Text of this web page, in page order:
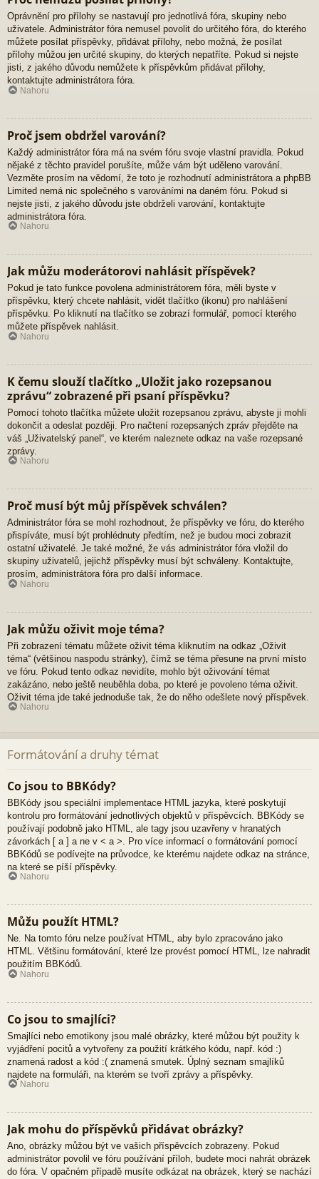
Oprávnění pro přílohy se nastavují pro jednotlivá fóra, skupiny nebo
uživatele. Administrátor fóra nemusel povolit do určitého fóra, do kterého
můžete posílat příspěvky, přidávat přílohy, nebo možná, že posílat
přílohy můžou jen určité skupiny, do kterých nepatříte. Pokud si nejste
jisti, z jakého důvodu nemůžete k příspěvkům přidávat přílohy,
kontaktujte administrátora fóra.
Nahoru
Proč jsem obdržel varování?
Každý administrátor fóra má na svém fóru svoje vlastní pravidla. Pokud
nějaké z těchto pravidel porušíte, může vám být uděleno varování.
Vezměte prosím na vědomí, že toto je rozhodnutí administrátora a phpBB
Limited nemá nic společného s varováními na daném fóru. Pokud si
nejste jisti, z jakého důvodu jste obdrželi varování, kontaktujte
administrátora fóra.
Nahoru
Jak můžu moderátorovi nahlásit příspěvek?
Pokud je tato funkce povolena administrátorem fóra, měli byste v
příspěvku, který chcete nahlásit, vidět tlačítko (ikonu) pro nahlášení
příspěvku. Po kliknutí na tlačítko se zobrazí formulář, pomocí kterého
můžete příspěvek nahlásit.
Nahoru
K čemu slouží tlačítko „Uložit jako rozepsanou
zprávu“ zobrazené při psaní příspěvku?
Pomocí tohoto tlačítka můžete uložit rozepsanou zprávu, abyste ji mohli
dokončit a odeslat později. Pro načtení rozepsaných zpráv přejděte na
váš „Uživatelský panel“, ve kterém naleznete odkaz na vaše rozepsané
zprávy.
Nahoru
Proč musí být můj příspěvek schválen?
Administrátor fóra se mohl rozhodnout, že příspěvky ve fóru, do kterého
přispíváte, musí být prohlédnuty předtím, než je budou moci zobrazit
ostatní uživatelé. Je také možné, že vás administrátor fóra vložil do
skupiny uživatelů, jejichž příspěvky musí být schváleny. Kontaktujte,
prosím, administrátora fóra pro další informace.
Nahoru
Jak můžu oživit moje téma?
Při zobrazení tématu můžete oživit téma kliknutím na odkaz „Oživit
téma“ (většinou naspodu stránky), čímž se téma přesune na první místo
ve fóru. Pokud tento odkaz nevidíte, mohlo být oživování témat
zakázáno, nebo ještě neuběhla doba, po které je povoleno téma oživit.
Oživit téma jde také jednoduše tak, že do něho odešlete nový příspěvek.
Nahoru
Formátování a druhy témat
Co jsou to BBKódy?
BBKódy jsou speciální implementace HTML jazyka, které poskytují
kontrolu pro formátování jednotlivých objektů v příspěvcích. BBKódy se
používají podobně jako HTML, ale tagy jsou uzavřeny v hranatých
závorkách [ a ] a ne v < a >. Pro více informací o formátování pomocí
BBKódů se podívejte na průvodce, ke kterému najdete odkaz na stránce,
na které se píší příspěvky.
Nahoru
Můžu použít HTML?
Ne. Na tomto fóru nelze používat HTML, aby bylo zpracováno jako
HTML. Většinu formátování, které lze provést pomocí HTML, lze nahradit
použitím BBKódů.
Nahoru
Co jsou to smajlíci?
Smajlíci nebo emotikony jsou malé obrázky, které můžou být použity k
vyjádření pocitů a vytvořeny za použití krátkého kódu, např. kód :)
znamená radost a kód :( znamená smutek. Úplný seznam smajlíků
najdete na formuláři, na kterém se tvoří zprávy a příspěvky.
Nahoru
Jak mohu do příspěvků přidávat obrázky?
Ano, obrázky můžou být ve vašich příspěvcích zobrazeny. Pokud
administrátor povolil ve fóru používání příloh, budete moci nahrát obrázek
do fóra. V opačném případě musíte odkázat na obrázek, který se nachází